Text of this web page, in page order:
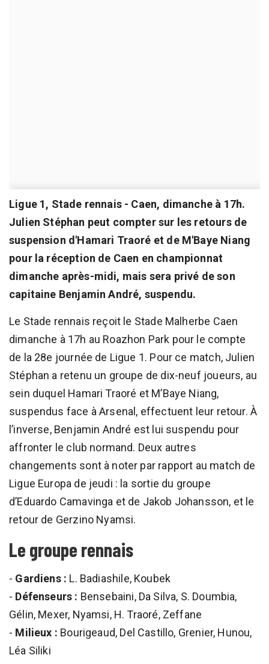
Ligue 1, Stade rennais - Caen, dimanche à 17h.
Julien Stéphan peut compter sur les retours de
suspension d'Hamari Traoré et de M'Baye Niang
pour la réception de Caen en championnat
dimanche après-midi, mais sera privé de son
capitaine Benjamin André, suspendu.
Le Stade rennais reçoit le Stade Malherbe Caen
dimanche à 17h au Roazhon Park pour le compte
de la 28e journée de Ligue 1. Pour ce match, Julien
Stéphan a retenu un groupe de dix-neuf joueurs, au
sein duquel Hamari Traoré et M’Baye Niang,
suspendus face à Arsenal, effectuent leur retour. À
l’inverse, Benjamin André est lui suspendu pour
affronter le club normand. Deux autres
changements sont à noter par rapport au match de
Ligue Europa de jeudi : la sortie du groupe
d’Eduardo Camavinga et de Jakob Johansson, et le
retour de Gerzino Nyamsi.
Le groupe rennais
- Gardiens : L. Badiashile, Koubek
- Défenseurs : Bensebaini, Da Silva, S. Doumbia,
Gélin, Mexer, Nyamsi, H. Traoré, Zeffane
- Milieux : Bourigeaud, Del Castillo, Grenier, Hunou,
Léa Siliki